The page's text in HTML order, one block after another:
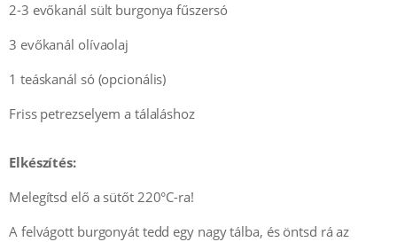
2-3 evőkanál sült burgonya fűszersó
3 evőkanál olívaolaj
1 teáskanál só (opcionális)
Friss petrezselyem a tálaláshoz
Elkészítés:
Melegítsd elő a sütőt 220°C-ra!
A felvágott burgonyát tedd egy nagy tálba, és öntsd rá az